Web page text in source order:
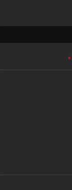
*